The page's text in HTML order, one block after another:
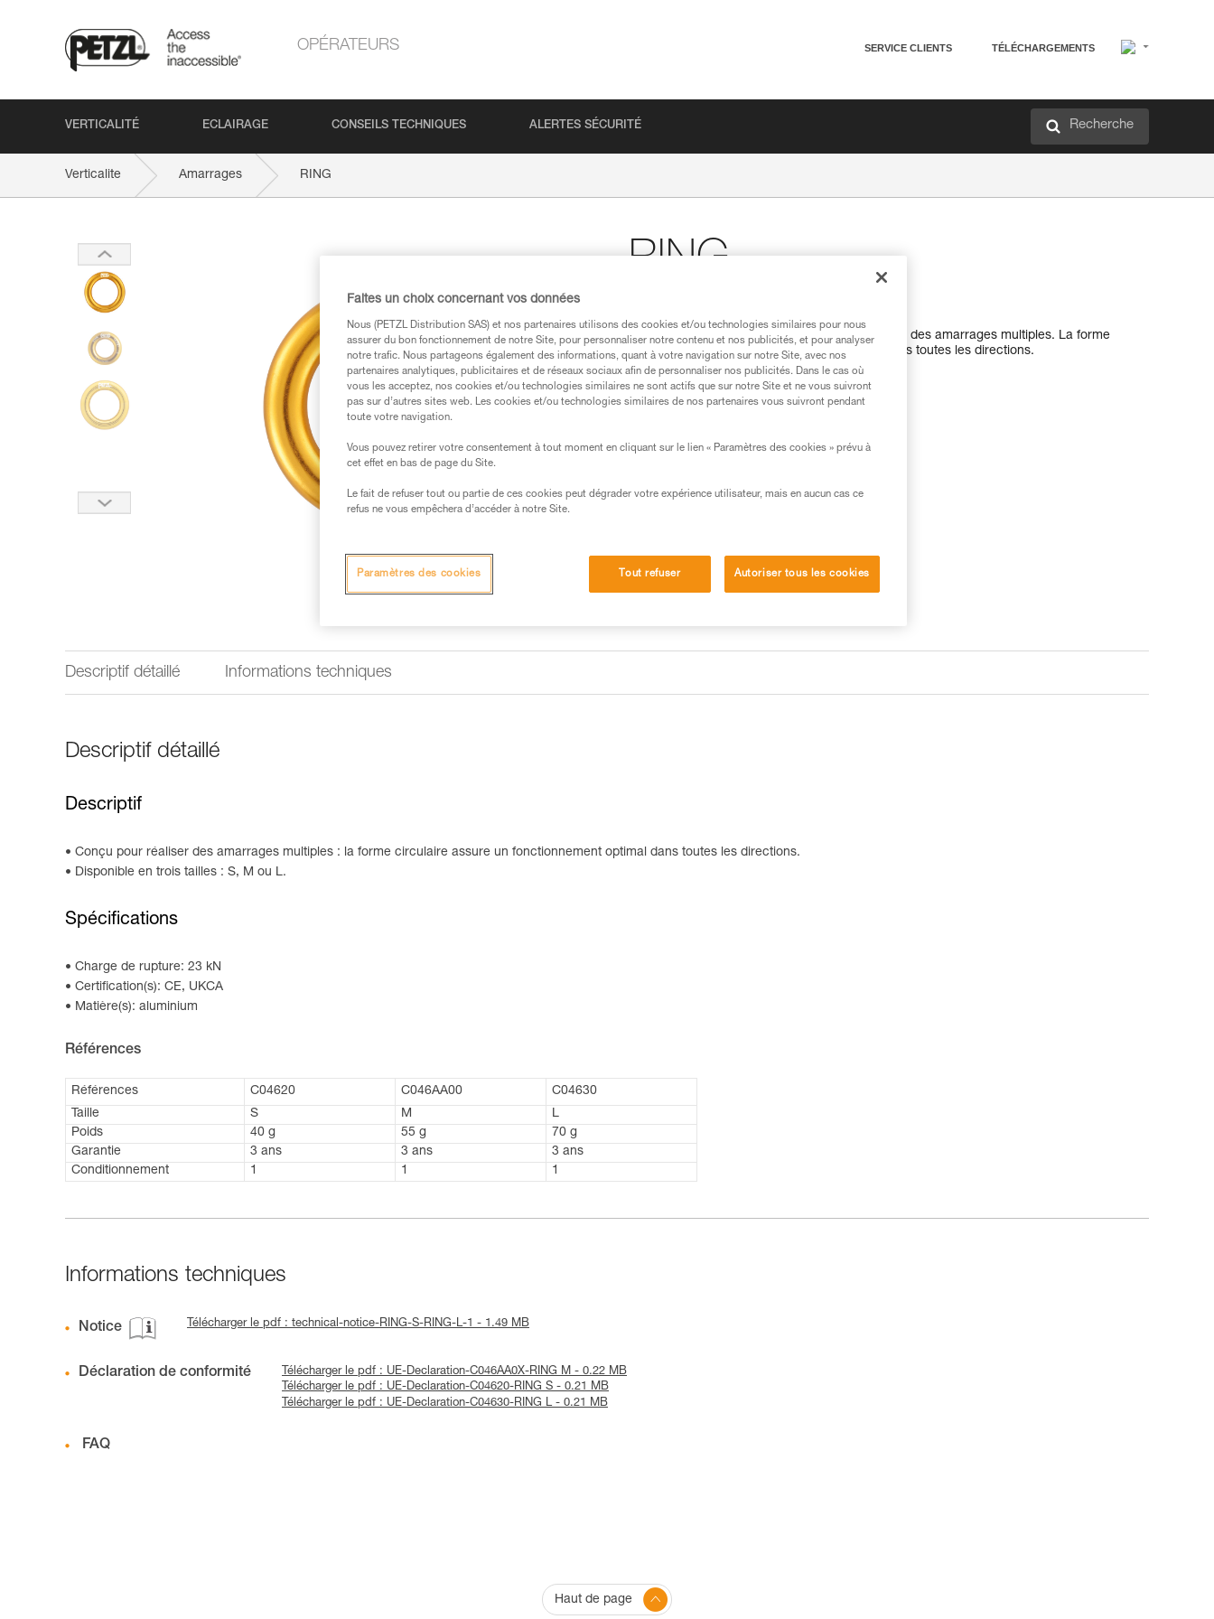
OPÉRATEURS SERVICE CLIENTS TÉLÉCHARGEMENTS
VERTICALITÉ ECLAIRAGE CONSEILS TECHNIQUES ALERTES SÉCURITÉ Recherche
Verticalite Amarrages RING
RING
L’anneau de connexion RING permet de réaliser des amarrages multiples. La forme
circulaire assure un fonctionnement optimal dans toutes les directions.
Trouvez un revendeur
Descriptif détaillé Informations techniques
Descriptif détaillé
Descriptif
Conçu pour réaliser des amarrages multiples : la forme circulaire assure un fonctionnement optimal dans toutes les directions.
Disponible en trois tailles : S, M ou L.
Spécifications
Charge de rupture: 23 kN
Certification(s): CE, UKCA
Matière(s): aluminium
Références
Références C04620 C046AA00
C04630
Taille
S M
L
Poids
40 g 55 g
70 g
Garantie
3 ans 3 ans
3 ans
Conditionnement
1 1 1
Informations techniques
Notice Télécharger le pdf : technical-notice-RING-S-RING-L-1 - 1.49 MB
Déclaration de conformité
Télécharger le pdf : UE-Declaration-C046AA0X-RING M - 0.22 MB
Télécharger le pdf : UE-Declaration-C04620-RING S - 0.21 MB
Télécharger le pdf : UE-Declaration-C04630-RING L - 0.21 MB
FAQ
Haut de page
Faites un choix concernant vos données
Nous (PETZL Distribution SAS) et nos partenaires utilisons des cookies et/ou technologies similaires pour nous
assurer du bon fonctionnement de notre Site, pour personnaliser notre contenu et nos publicités, et pour analyser
notre trafic. Nous partageons également des informations, quant à votre navigation sur notre Site, avec nos
partenaires analytiques, publicitaires et de réseaux sociaux afin de personnaliser nos publicités. Dans le cas où
vous les acceptez, nos cookies et/ou technologies similaires ne sont actifs que sur notre Site et ne vous suivront
pas sur d’autres sites web. Les cookies et/ou technologies similaires de nos partenaires vous suivront pendant
toute votre navigation.
Vous pouvez retirer votre consentement à tout moment en cliquant sur le lien « Paramètres des cookies » prévu à
cet effet en bas de page du Site.
Le fait de refuser tout ou partie de ces cookies peut dégrader votre expérience utilisateur, mais en aucun cas ce
refus ne vous empêchera d’accéder à notre Site.
Tout refuser Autoriser tous les cookies
Paramètres des cookies